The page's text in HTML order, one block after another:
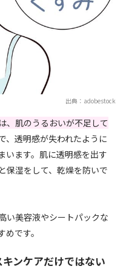
出典：adobestock
、肌のうるおいが不足して
、透明感が失われたように
います。肌に透明感を出す
保湿をして、乾燥を防いで
い美容液やシートパックな
です。
ンケアだけではない